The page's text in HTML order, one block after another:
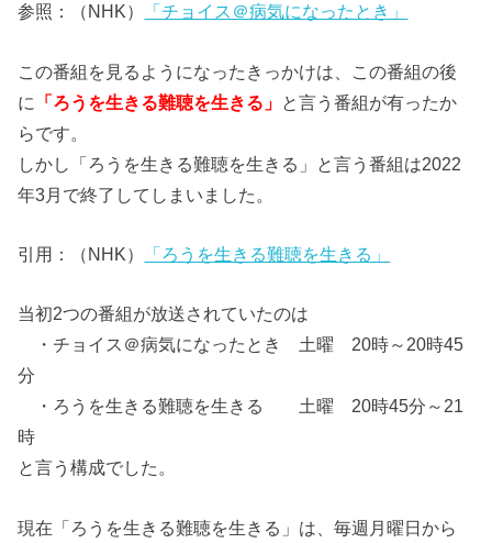
参照：（NHK） 「チョイス＠病気になったとき」
この番組を見るようになったきっかけは、この番組の後
に
「ろうを生きる難聴を生きる」
と言う番組が有ったか
らです。
しかし「ろうを生きる難聴を生きる」と言う番組は2022
年3月で終了してしまいました。
引用：（NHK） 「ろうを生きる難聴を生きる」
当初2つの番組が放送されていたのは
・チョイス＠病気になったとき 土曜 20時～20時45
分
・ろうを生きる難聴を生きる 土曜 20時45分～21
時
と言う構成でした。
現在「ろうを生きる難聴を生きる」は、毎週月曜日から